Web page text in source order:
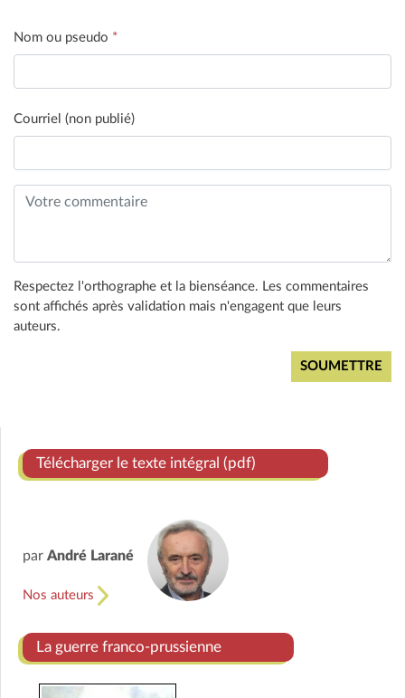
Nom ou pseudo *
Courriel (non publié)
Respectez l'orthographe et la bienséance. Les commentaires
sont affichés après validation mais n'engagent que leurs
auteurs.
Télécharger le texte intégral (pdf)
par André Larané
Nos auteurs
La guerre franco-prussienne